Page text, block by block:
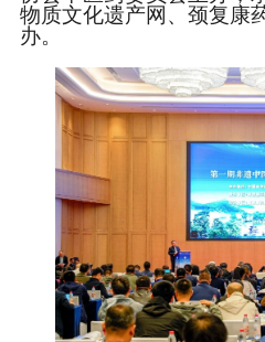
物质文化遗产网、颈复康
办。